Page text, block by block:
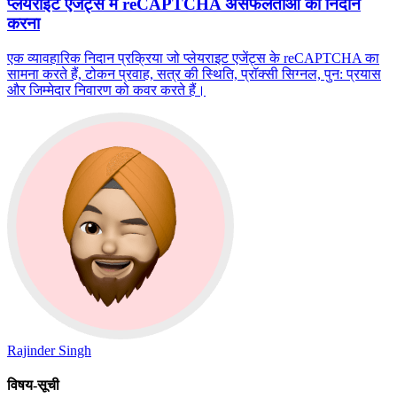
प्लेयराइट एजेंट्स में reCAPTCHA असफलताओं का निदान
करना
एक व्यावहारिक निदान प्रक्रिया जो प्लेयराइट एजेंट्स के reCAPTCHA का
सामना करते हैं, टोकन प्रवाह, सत्र की स्थिति, प्रॉक्सी सिग्नल, पुन: प्रयास
और जिम्मेदार निवारण को कवर करते हैं।
Rajinder Singh
विषय-सूची